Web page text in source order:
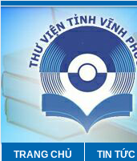
TRANG CHỦ TIN TỨC